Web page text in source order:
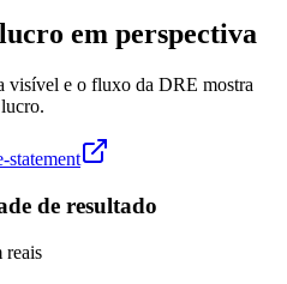
em perspectiva
visível e o fluxo da DRE mostra
statement
de resultado
reais